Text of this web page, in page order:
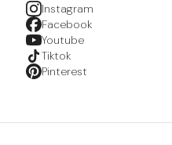
Instagram
Facebook
Youtube
Tiktok
Pinterest